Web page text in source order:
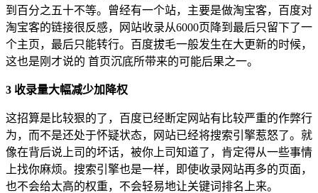
到百分之五十不等。曾经有一个站，主要是做淘宝客，百度对
淘宝客的链接很反感，网站收录从6000页降到最后只留下了一
个主页，最后只能转行。百度拔毛一般发生在大更新的时候，
这也是刚才说的 首页沉底所带来的可能后果之一。
3 收录量大幅减少加降权
这招算是比较狠的了，百度已经断定网站有比较严重的作弊行
为，而不是还处于怀疑状态，网站已经将搜索引擎惹怒了。就
像在背后说上司的坏话，被你上司知道了，肯定得从一些事情
上找你麻烦。搜索引擎也是一样，即使收录网站再多的页面，
也不会给太高的权重，不会轻易地让关键词排名上来。